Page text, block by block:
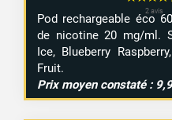
Pod rechargeable éco
de nicotine 20 mg/ml.
Ice, Blueberry
Fruit.
Prix moyen constaté :